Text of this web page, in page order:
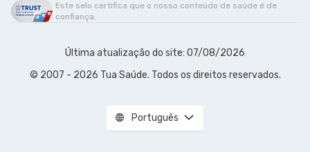
Este selo certifica que o nosso conteúdo de saúde é de
confiança.
Última atualização do site: 07/08/2026
© 2007 - 2026 Tua Saúde. Todos os direitos reservados.
Português